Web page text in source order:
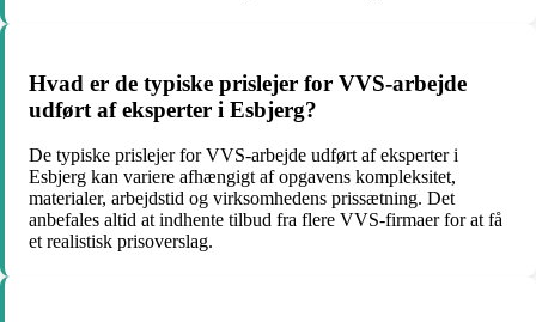
Hvad er de typiske prislejer for VVS-arbejde
udført af eksperter i Esbjerg?
De typiske prislejer for VVS-arbejde udført af eksperter i
Esbjerg kan variere afhængigt af opgavens kompleksitet,
materialer, arbejdstid og virksomhedens prissætning. Det
anbefales altid at indhente tilbud fra flere VVS-firmaer for at få
et realistisk prisoverslag.